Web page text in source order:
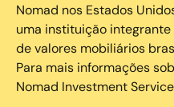
Nomad nos Estados
uma instituição
de valores mobiliários
Para mais informações
Nomad Investment